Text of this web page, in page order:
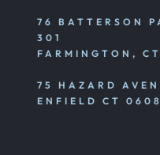
76 BATTERSON
301
FARMINGTON,
75 HAZARD
ENFIELD CT